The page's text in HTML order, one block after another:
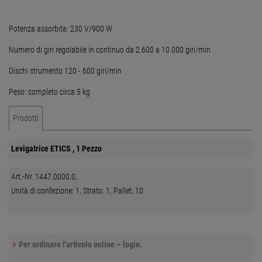
Potenza assorbita: 230 V/900 W
Numero di giri regolabile in continuo da 2.600 a 10.000 giri/min
Dischi strumento 120 - 600 giri/min
Peso: completo circa 5 kg
Prodotti
Levigatrice ETICS , 1 Pezzo
Art.-Nr. 1447.0000.0,
Unità di confezione: 1, Strato: 1, Pallet: 10
Per ordinare l'articolo online – login.